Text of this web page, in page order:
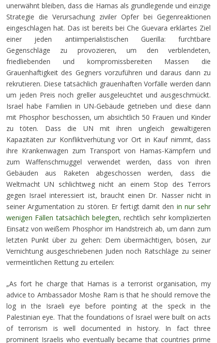
unerwähnt bleiben, dass die Hamas als grundlegende und einzige
Strategie die Verursachung ziviler Opfer bei Gegenreaktionen
eingeschlagen hat. Das ist bereits bei Che Guevara erklärtes Ziel
einer jeden antiimperialistischen Guerilla: furchtbare
Gegenschläge zu provozieren, um den verblendeten,
friedliebenden und kompromissbereiten Massen die
Grauenhaftigkeit des Gegners vorzuführen und daraus dann zu
rekrutieren. Diese tatsächlich grauenhaften Vorfälle werden dann
um jeden Preis noch greller ausgeleuchtet und ausgeschmückt.
Israel habe Familien in UN-Gebäude getrieben und diese dann
mit Phosphor beschossen, um absichtlich 50 Frauen und Kinder
zu töten. Dass die UN mit ihren ungleich gewaltigeren
Kapazitäten zur Konfliktverhütung vor Ort in Kauf nimmt, dass
ihre Krankenwagen zum Transport von Hamas-Kämpfern und
zum Waffenschmuggel verwendet werden, dass von ihren
Gebäuden aus Raketen abgeschossen werden, dass die
Weltmacht UN schlichtweg nicht an einem Stop des Terrors
gegen Israel interessiert ist, braucht einen Dr. Nasser nicht in
seiner Argumentation zu stören. Er fertigt damit den in nur sehr
wenigen Fällen tatsächlich belegten, rechtlich sehr komplizierten
Einsatz von weißem Phosphor im Handstreich ab, um dann zum
letzten Punkt über zu gehen: Dem übermächtigen, bösen, zur
Vernichtung ausgeschriebenen Juden noch Ratschläge zu seiner
vermeintlichen Rettung zu erteilen:
„As fort he charge that Hamas is a terrorist organisation, my
advice to Ambassador Moshe Ram is that he should remove the
log in the Israeli eye before pointing at the speck in the
Palestinian eye. That the foundations of Israel were built on acts
of terrorism is well documented in history. In fact three
prominent Israelis who eventually became that countries prime